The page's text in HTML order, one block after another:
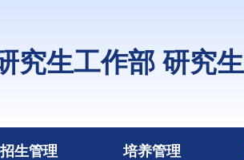
究生工作部 研究
招生管理 培养管理